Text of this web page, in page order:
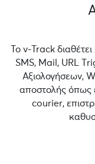
Το v-Track
SMS, Mail, URL
Αξιολογήσεων,
αποστολής
courier,